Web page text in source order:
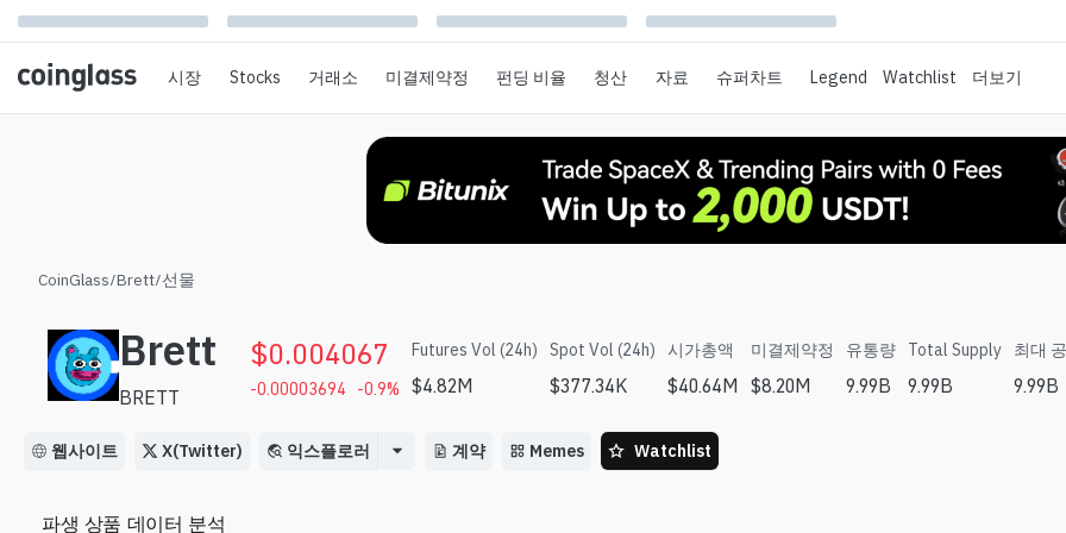
시장 Stocks 거래소 미결제약정 펀딩 비율 청산 자료 슈퍼차트 Legend Watchlist 더보기
CoinGlass/Brett/선물
Brett
BRETT
$0.004067
-0.00003694 -0.9%
Futures Vol (24h)
$4.82M
Spot Vol (24h)
$377.34K
시가총액
$40.64M
미결제약정
$8.20M
유통량
9.99B
Total Supply
9.99B
최대
9.99B
웹사이트 X(Twitter) 익스플로러 계약 Memes Watchlist
파생 상품 데이터 분석